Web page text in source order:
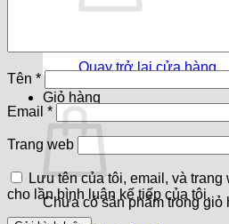
Quay trở lại cửa hàng
Giỏ hàng
Chưa có sản phẩm trong giỏ
Tên *
Email *
Trang web
Lưu tên của tôi, email, và
cho lần bình luận kế tiếp của tôi.